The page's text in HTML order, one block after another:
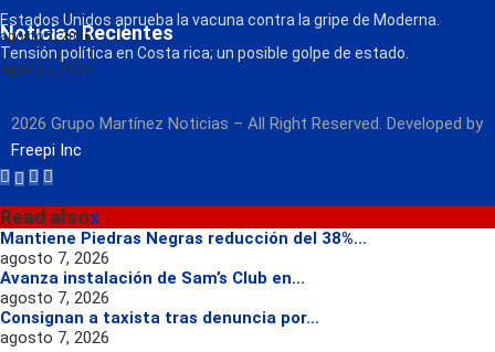
Radio
Noticias Recientes
Estados Unidos aprueba la vacuna contra la gripe de Moderna.
agosto 7, 2026
Tensión política en Costa rica; un posible golpe de estado.
agosto 7, 2026
2026 Grupo Martínez Noticias – All Right Reserved. Developed by
Freepi Inc
Read alsox
Mantiene Piedras Negras reducción del 38%...
agosto 7, 2026
Avanza instalación de Sam’s Club en...
agosto 7, 2026
Consignan a taxista tras denuncia por...
agosto 7, 2026